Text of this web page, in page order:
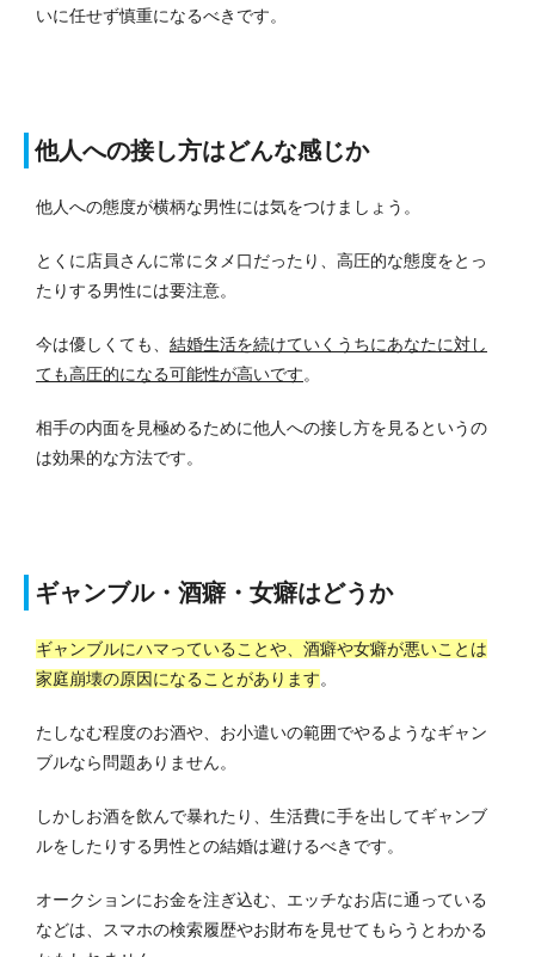
いに任せず慎重になるべきです。
他人への接し方はどんな感じか
他人への態度が横柄な男性には気をつけましょう。
とくに店員さんに常にタメ口だったり、高圧的な態度をとっ
たりする男性には要注意。
今は優しくても、 結婚生活を続けていくうちにあなたに対し
ても高圧的になる可能性が高いです。
相手の内面を見極めるために他人への接し方を見るというの
は効果的な方法です。
ギャンブル・酒癖・女癖はどうか
ギャンブルにハマっていることや、酒癖や女癖が悪いことは
家庭崩壊の原因になることがあります。
たしなむ程度のお酒や、お小遣いの範囲でやるようなギャン
ブルなら問題ありません。
しかしお酒を飲んで暴れたり、生活費に手を出してギャンブ
ルをしたりする男性との結婚は避けるべきです。
オークションにお金を注ぎ込む、エッチなお店に通っている
などは、スマホの検索履歴やお財布を見せてもらうとわかる